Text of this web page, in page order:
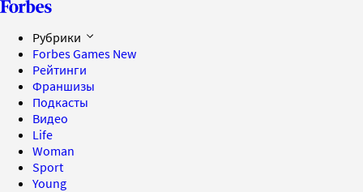
Рубрики
Forbes Games New
Рейтинги
Франшизы
Подкасты
Видео
Life
Woman
Sport
Young